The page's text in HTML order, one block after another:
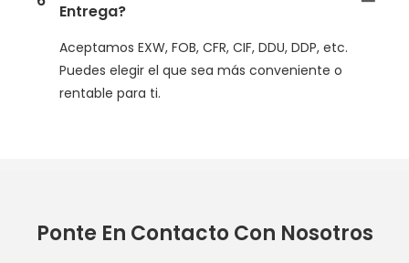
Entrega?
Aceptamos EXW, FOB, CFR, CIF, DDU, DDP, etc.
Puedes elegir el que sea más conveniente o
rentable para ti.
Ponte En Contacto Con Nosotros